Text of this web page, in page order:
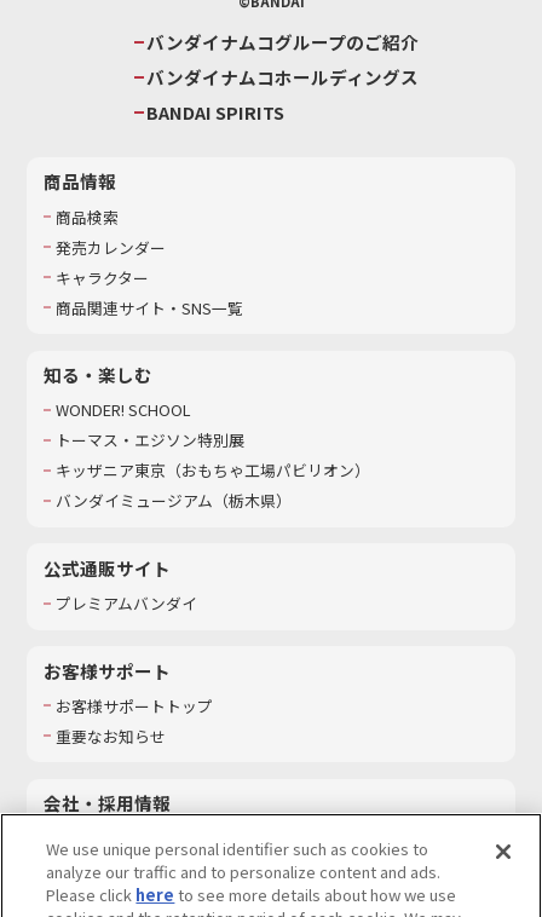
バンダイナムコグループのご紹介
バンダイナムコホールディングス
BANDAI SPIRITS
商品情報
商品検索
発売カレンダー
キャラクター
商品関連サイト・SNS一覧
知る・楽しむ
WONDER! SCHOOL
トーマス・エジソン特別展
キッザニア東京（おもちゃ工場パビリオン）​
バンダイミュージアム（栃木県）
公式通販サイト
プレミアムバンダイ
お客様サポート
お客様サポートトップ
重要なお知らせ
会社・採用情報
採用情報
サステナビリティ
We use unique personal identifier such as cookies to
analyze our traffic and to personalize content and ads.
Please click here to see more details about how we use